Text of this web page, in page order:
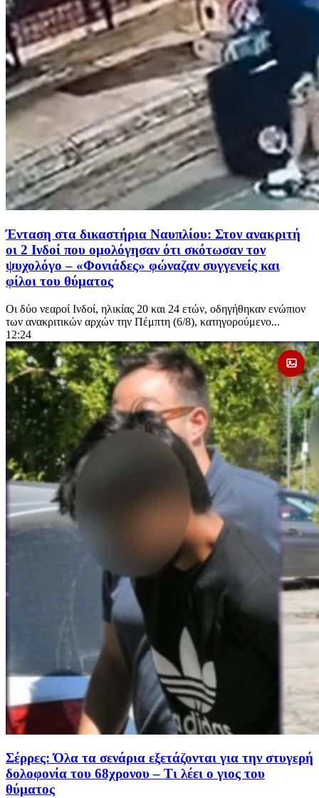
Ένταση στα δικαστήρια Ναυπλίου: Στον ανακριτή
οι 2 Ινδοί που ομολόγησαν ότι σκότωσαν τον
ψυχολόγο – «Φονιάδες» φώναζαν συγγενείς και
φίλοι του θύματος
Οι δύο νεαροί Ινδοί, ηλικίας 20 και 24 ετών, οδηγήθηκαν ενώπιον
των ανακριτικών αρχών την Πέμπτη (6/8), κατηγορούμενο...
12:24
Σέρρες: Όλα τα σενάρια εξετάζονται για την στυγερή
δολοφονία του 68χρονου – Τι λέει ο γιος του
θύματος